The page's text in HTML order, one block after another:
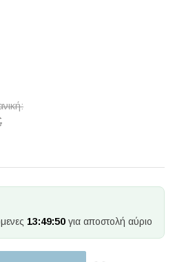
13:49:50 για αποστολή αύριο